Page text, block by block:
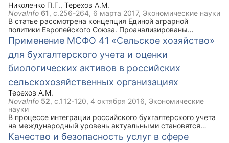
Николенко П.Г., Терехов А.М.
NovaInfo 61 , с.256-264, 6 марта 2017, Экономические науки
В статье рассмотрена концепция Единой аграрной
политики Европейского Союза. Проанализированы
организационно-экономические механизмы управления
аграрным производством в зарубежных странах.
Рассмотрены инструменты регулирования рынка
сельскохозяйственной продукции, меры поддержки и
стимулирования сельскохозяйственных
товаропроизводителей. Выделены основные проблемы
Единой аграрной политики Европейского Союза.
Применение МСФО 41 «Сельское хозяйство»
для бухгалтерского учета и оценки
биологических активов в российских
сельскохозяйственных организациях
Терехов А.М.
NovaInfo 52, с.112-120, 4 октября 2016, Экономические
науки
В процессе интеграции российского бухгалтерского учета
на международный уровень актуальными становятся
вопросы применения МСФО.Отчетность подготовленная с
Качество и безопасность услуг в сфере